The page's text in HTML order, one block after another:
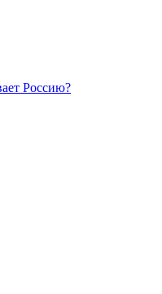
Россию?